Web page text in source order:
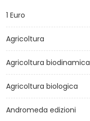
1 Euro
Agricoltura
Agricoltura biodinamica
Agricoltura biologica
Andromeda edizioni